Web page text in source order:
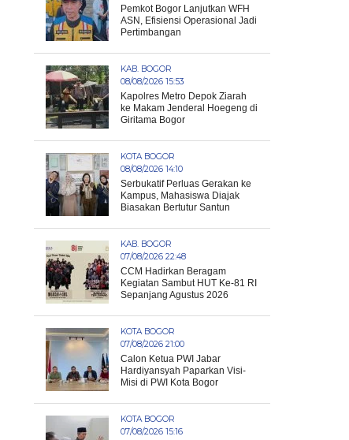
Pemkot Bogor Lanjutkan WFH
ASN, Efisiensi Operasional Jadi
Pertimbangan
KAB. BOGOR
08/08/2026 15:53
Kapolres Metro Depok Ziarah
ke Makam Jenderal Hoegeng di
Giritama Bogor
KOTA BOGOR
08/08/2026 14:10
Serbukatif Perluas Gerakan ke
Kampus, Mahasiswa Diajak
Biasakan Bertutur Santun
KAB. BOGOR
07/08/2026 22:48
CCM Hadirkan Beragam
Kegiatan Sambut HUT Ke-81 RI
Sepanjang Agustus 2026
KOTA BOGOR
07/08/2026 21:00
Calon Ketua PWI Jabar
Hardiyansyah Paparkan Visi-
Misi di PWI Kota Bogor
KOTA BOGOR
07/08/2026 15:16